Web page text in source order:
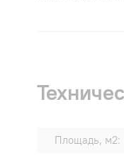
Площадь, м2: